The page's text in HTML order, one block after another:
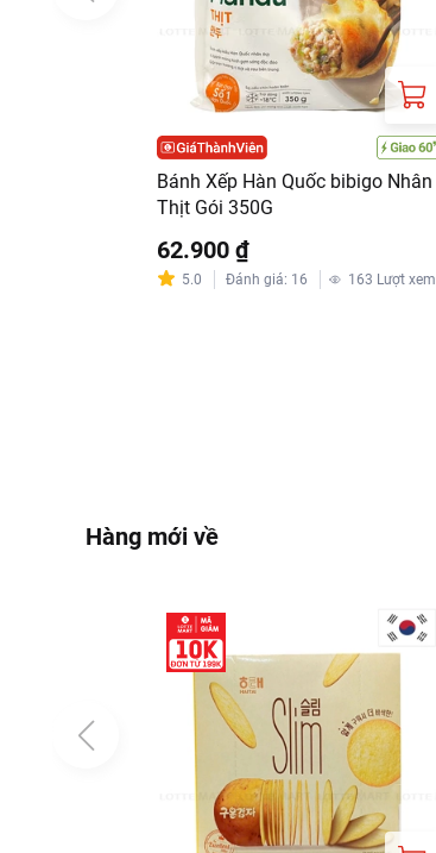
Bánh Xếp Hàn Quốc bibigo Nhân
Thịt Gói 350G
62.900 ₫
5.0 Đánh giá: 16 163 Lượt xem
Hàng mới về